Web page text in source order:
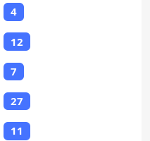
4
12
7
27
11